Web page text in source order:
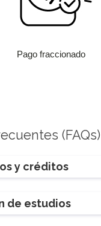
Pago fraccionado
(FAQs)
y créditos
de estudios